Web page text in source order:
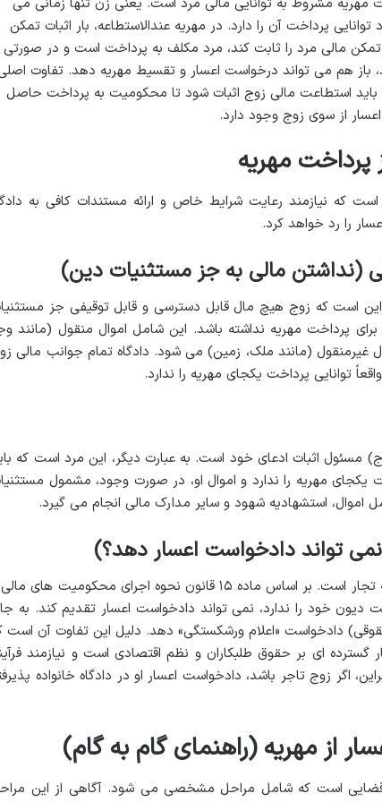
مهریه مشروط به توانایی مالی مرد است. یعنی زن تنها زمانی می
پرداخت آن را دارد. در مهریه عندالاستطاعه، بار اثبات تمکن
مالی مرد را ثابت کند، مرد مکلف به پرداخت است و در صورتی
باز هم می تواند درخواست اعسار و تقسیط مهریه دهد. تفاوت
باید استطاعت مالی زوج اثبات شود تا محکومیت به پرداخت حاصل
از سوی زوج وجود دارد.
پرداخت مهریه
که نیازمند رعایت شرایط خاص و ارائه مستندات کافی به
را رد خواهد کرد.
(نداشتن مالی به جز مستثنیات دین)
است که زوج هیچ مال قابل دسترسی و قابل توقیفی جز
پرداخت مهریه نداشته باشد. این شامل اموال منقول (مانند
غیرمنقول (مانند ملک، زمین) می شود. دادگاه تمام جوانب مالی
توانایی پرداخت یکجای مهریه را ندارد.
مسئول اثبات ادعای خود است. به عبارت دیگر، این مرد است که
یکجای مهریه را ندارد و اموال او، در صورت وجود، مشمول
اموال، استشهادیه شهود و سایر مدارک مالی انجام می گیرد.
تواند دادخواست اعسار دهد؟)
یکی از استثنائات مهم در قانون اعسار، مربوط به تجار است. بر اساس ماده ۱۵ قانون نحوه اجرای محکومیت های
دیون خود را ندارد، نمی تواند دادخواست اعسار تقدیم کند. به
دادخواست «اعلام ورشکستگی» دهد. دلیل این تفاوت آن است
گسترده ای بر حقوق طلبکاران و نظم اقتصادی است و نیازمند
اگر زوج تاجر باشد، دادخواست اعسار او در دادگاه خانواده
از مهریه (راهنمای گام به گام)
قضایی است که شامل مراحل مشخصی می شود. آگاهی از این